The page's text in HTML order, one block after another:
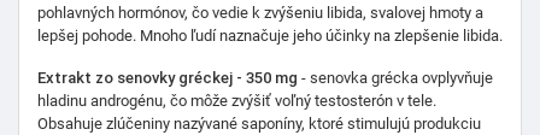
pohlavných hormónov, čo vedie k zvýšeniu libida, svalovej hmoty a
lepšej pohode. Mnoho ľudí naznačuje jeho účinky na zlepšenie libida.
Extrakt zo senovky gréckej - 350 mg - senovka grécka ovplyvňuje
hladinu androgénu, čo môže zvýšiť voľný testosterón v tele.
Obsahuje zlúčeniny nazývané saponíny, ktoré stimulujú produkciu